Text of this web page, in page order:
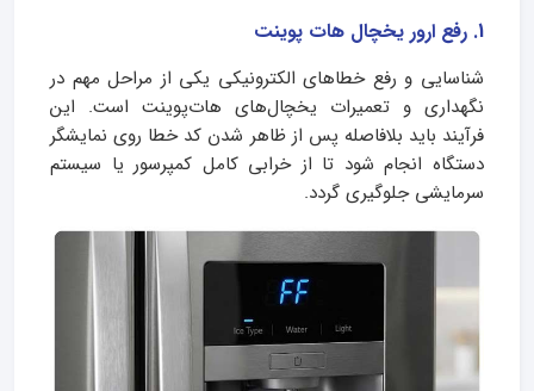
1. رفع ارور یخچال هات پوینت
شناسایی و رفع خطاهای الکترونیکی یکی از مراحل مهم در
نگهداری و تعمیرات یخچال‌های هات‌پوینت است. این
فرآیند باید بلافاصله پس از ظاهر شدن کد خطا روی نمایشگر
دستگاه انجام شود تا از خرابی کامل کمپرسور یا سیستم
سرمایشی جلوگیری گردد.